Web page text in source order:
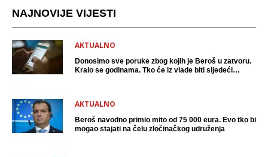
NAJNOVIJE VIJESTI
AKTUALNO
Donosimo sve poruke zbog kojih je Beroš u zatvoru.
Kralo se godinama. Tko će iz vlade biti sljedeći
AKTUALNO
Beroš navodno primio mito od 75 000 eura. Evo tko bi
mogao stajati na čelu zločinačkog udruženja